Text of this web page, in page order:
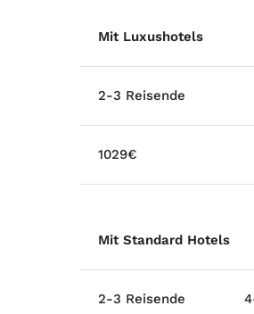
Mit Luxushotels
2-3 Reisende
1029€
Mit Standard Hotels
2-3 Reisende